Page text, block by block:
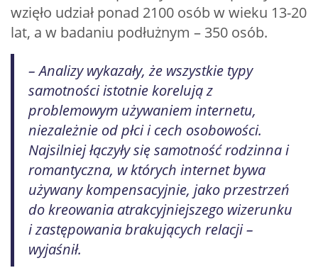
wzięło udział ponad 2100 osób w wieku 13-20
lat, a w badaniu podłużnym – 350 osób.
– Analizy wykazały, że wszystkie typy
samotności istotnie korelują z
problemowym używaniem internetu,
niezależnie od płci i cech osobowości.
Najsilniej łączyły się samotność rodzinna i
romantyczna, w których internet bywa
używany kompensacyjnie, jako przestrzeń
do kreowania atrakcyjniejszego wizerunku
i zastępowania brakujących relacji –
wyjaśnił.